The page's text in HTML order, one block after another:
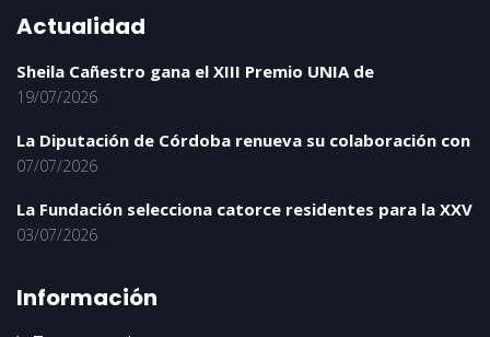
Actualidad
Sheila Cañestro gana el XIII Premio UNIA de
19/07/2026
La Diputación de Córdoba renueva su colaboración con
07/07/2026
La Fundación selecciona catorce residentes para la XXV
03/07/2026
Información